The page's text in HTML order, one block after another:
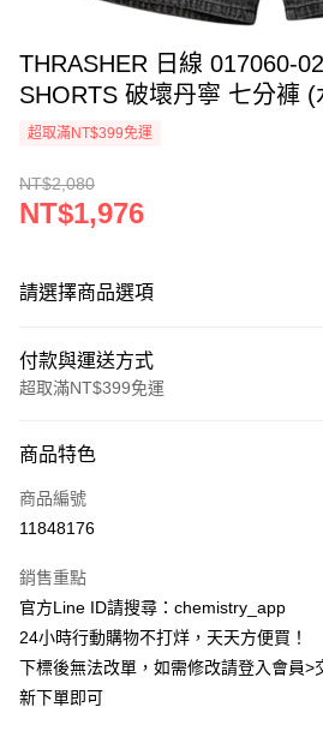
THRASHER 日線 017060-
SHORTS 破壞丹寧 七分褲 (
超取滿NT$399免運
NT$2,080
NT$1,976
請選擇商品選項
付款與運送方式
超取滿NT$399免運
信用卡一次付款
超商取貨付款
Apple Pay
街口支付
悠遊付
商品特色
商品編號
11848176
銷售重點
官方Line ID請搜尋：chemistry_app
24小時行動購物不打烊，天天方便買！
下標後無法改單，如需修改請登入會員>
新下單即可